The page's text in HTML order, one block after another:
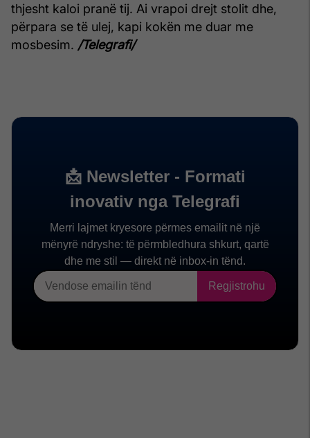
thjesht kaloi pranë tij. Ai vrapoi drejt stolit dhe,
përpara se të ulej, kapi kokën me duar me
mosbesim. /Telegrafi/